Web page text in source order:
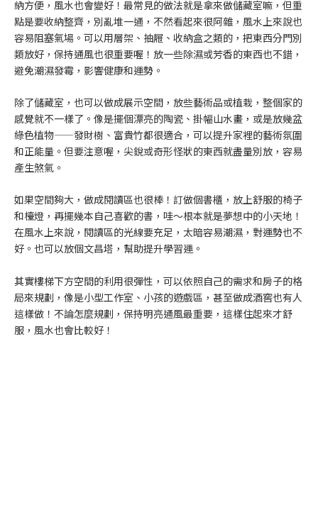
納方便，風水也會變好！最常見的做法就是拿來做儲藏室嘛，但重
點是要收納整齊，別亂堆一通，不然看起來很阿雜，風水上來說也
容易阻塞氣場。可以用層架、抽屜、收納盒之類的，把東西分門別
類放好，保持通風也很重要喔！放一些除濕或芳香的東西也不錯，
避免潮濕發霉，影響健康和運勢。
除了儲藏室，也可以做成展示空間，放些藝術品或植栽，整個家的
感覺就不一樣了。像是擺個漂亮的陶瓷、掛幅山水畫，或是放幾盆
綠色植物——發財樹、富貴竹都很適合，可以提升家裡的藝術氛圍
和正能量。但要注意喔，尖銳或奇形怪狀的東西就盡量別放，容易
產生煞氣。
如果空間夠大，做成閱讀區也很棒！訂做個書櫃，放上舒服的椅子
和檯燈，再擺幾本自己喜歡的書，哇～根本就是夢想中的小天地！
在風水上來說，閱讀區的光線要充足，太暗容易潮濕，對運勢也不
好。也可以放個文昌塔，幫助提升學習運。
其實樓梯下方空間的利用很彈性，可以依照自己的需求和房子的格
局來規劃，像是小型工作室、小孩的遊戲區，甚至做成酒窖也有人
這樣做！不論怎麼規劃，保持明亮通風最重要，這樣住起來才舒
服，風水也會比較好！